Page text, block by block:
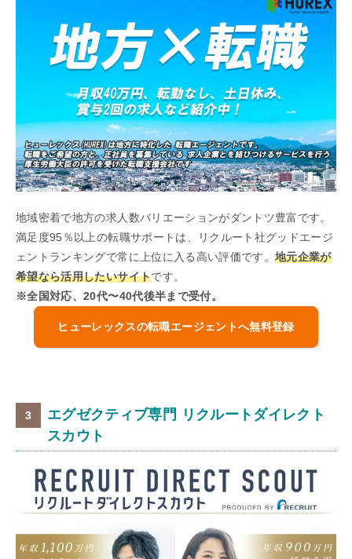
地域密着で地方の求人数バリエーションがダントツ豊富です。
満足度95％以上の転職サポートは、リクルート社グッドエージ
ェントランキングで常に上位に入る高い評価です。地元企業が
希望なら活用したいサイトです。
※全国対応、20代〜40代後半まで受付。
ヒューレックスの転職エージェントへ無料登録
エグゼクティブ専門 リクルートダイレクト
スカウト